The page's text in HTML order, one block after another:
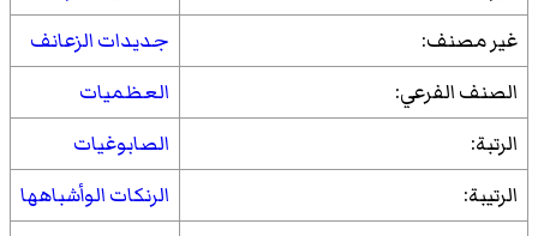
غير مصنف:
جديدات الزعانف
الصنف الفرعي:
العظميات
الرتبة:
الصابوغيات
الرتيبة:
الرنكات الوأشباهها